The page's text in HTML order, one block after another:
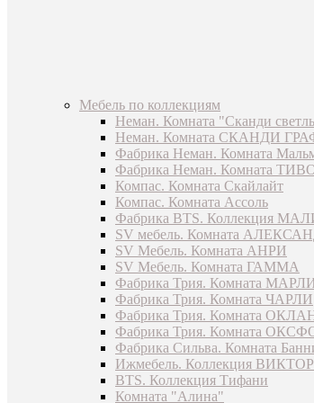
Мебель по коллекциям
Неман. Комната "Сканди
Неман. Комната СКАНДИ
Фабрика Неман. Комната
Фабрика Неман. Комната
Компас. Комната Скайлайт
Компас. Комната Ассоль
Фабрика BTS. Коллекция
SV мебель. Комната
SV Мебель. Комната АНРИ
SV Мебель. Комната ГАММА
Фабрика Трия. Комната
Фабрика Трия. Комната ЧАРЛИ
Фабрика Трия. Комната
Фабрика Трия. Комната
Фабрика Сильва. Комната
Ижмебель. Коллекция
BTS. Коллекция Тифани
Комната "Алина"